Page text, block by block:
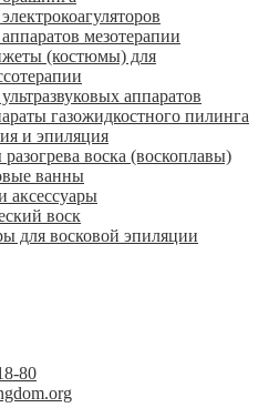
мезотерапии
(костюмы) для
аппаратов
газожидкостного пилинга
и эпиляция
воска (воскоплавы)
ванны
аксессуары
воск
для восковой эпиляции
80